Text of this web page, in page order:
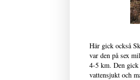
Här gick också
var den på sex
4-5 km. Den
vattensjukt och